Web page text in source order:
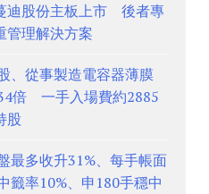
迪股份主板上市 後者專
管理解決方案
、從事製造電容器薄膜
倍 一手入場費約2885
股
最多收升31%、每手帳面
率10%、申180手穩中